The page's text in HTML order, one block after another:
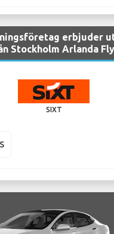
erbjuder
Stockholm Arlanda
SIXT